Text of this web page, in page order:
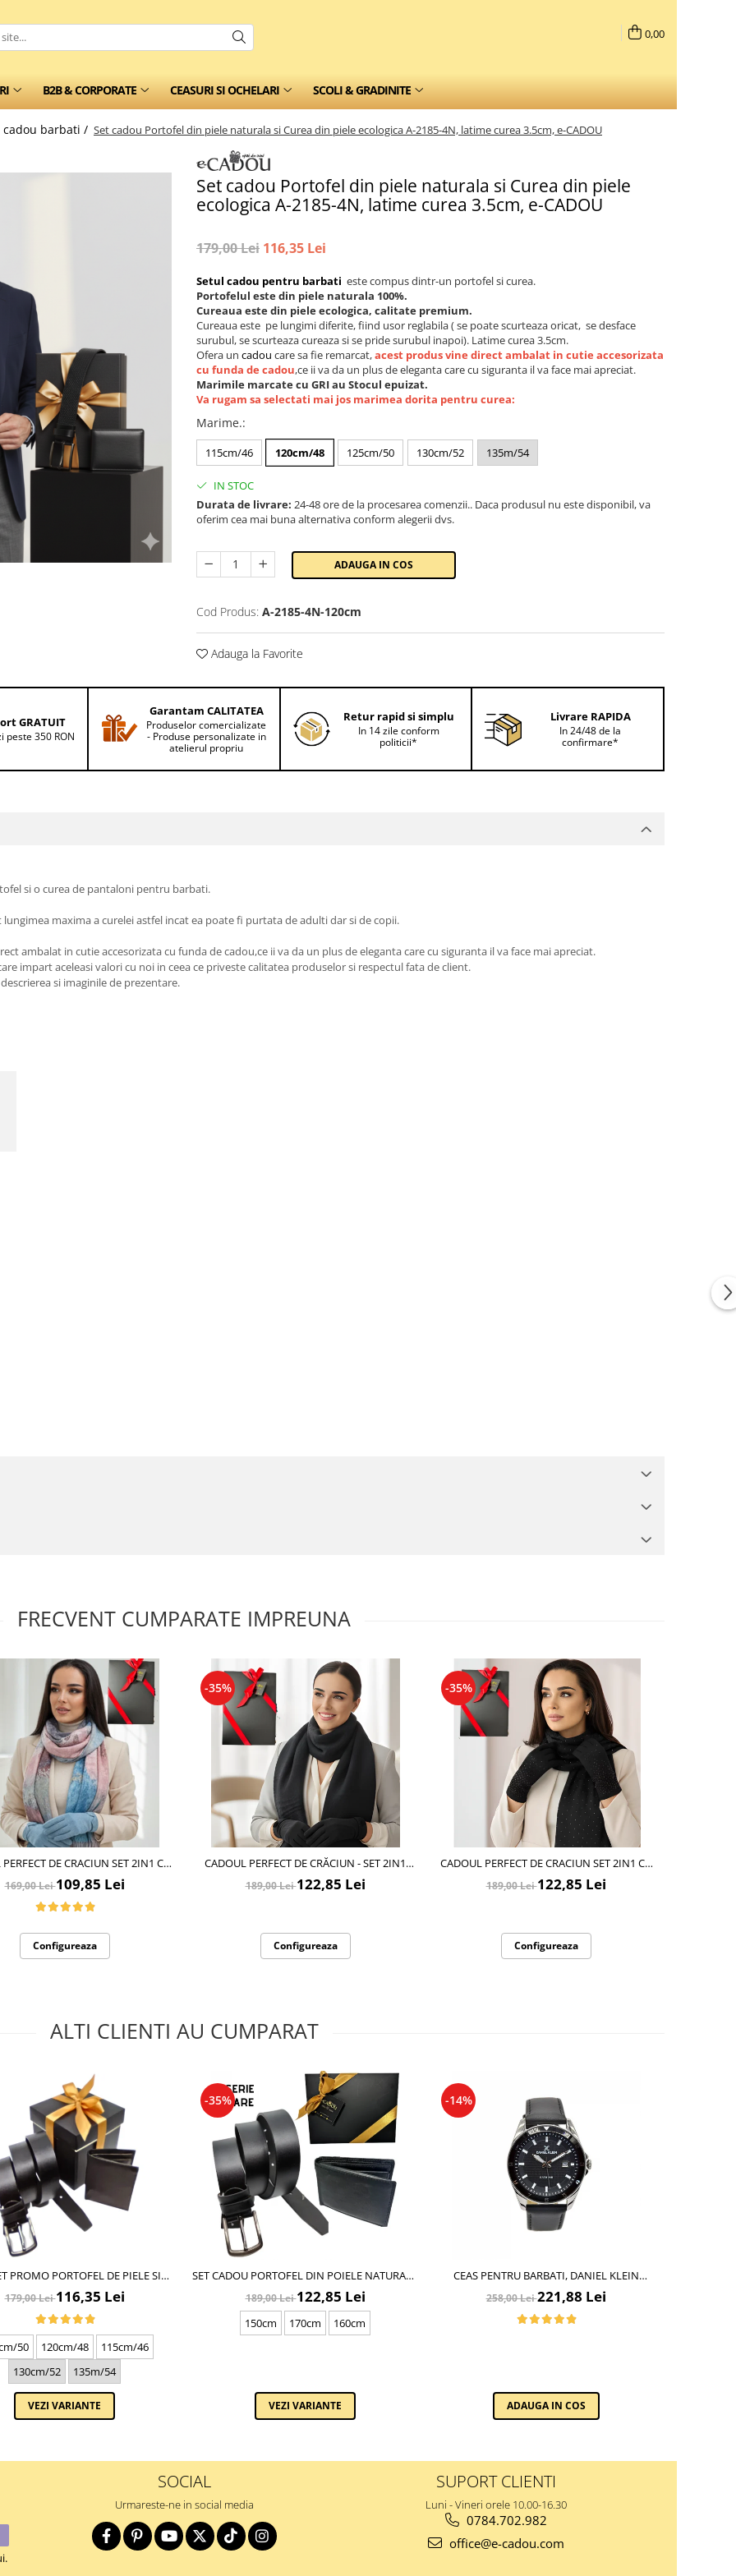
0,00
B2B & CORPORATE CEASURI SI OCHELARI SCOLI & GRADINITE
cadou barbati / Set cadou Portofel din piele naturala si Curea din piele ecologica A-2185-4N, latime curea 3.5cm, e-CADOU
Set cadou Portofel din piele naturala si Curea din piele
ecologica A-2185-4N, latime curea 3.5cm, e-CADOU
179,00 Lei 116,35 Lei
Setul cadou pentru barbati este compus dintr-un portofel si curea.
Portofelul este din piele naturala 100%.
Cureaua este din piele ecologica, calitate premium.
Cureaua este pe lungimi diferite, fiind usor reglabila ( se poate scurteaza oricat, se desface
surubul, se scurteaza cureaza si se pride surubul inapoi). Latime curea 3.5cm.
Ofera un cadou care sa fie remarcat,acest produs vine direct ambalat in cutie accesorizata
cu funda de cadou,ce ii va da un plus de eleganta care cu siguranta il va face mai apreciat.
Marimile marcate cu GRI au Stocul epuizat.
Va rugam sa selectati mai jos marimea dorita pentru curea:
Marime.:
115cm/46 120cm/48 125cm/50 130cm/52 135m/54
IN STOC
Durata de livrare: 24-48 ore de la procesarea comenzii.. Daca produsul nu este disponibil, va
oferim cea mai buna alternativa conform alegerii dvs.
ADAUGA IN COS
Cod Produs: A-2185-4N-120cm
Adauga la Favorite
GRATUIT
peste 350 RON
Garantam CALITATEA
Produselor comercializate
- Produse personalizate in
atelierul propriu
Retur rapid si simplu
In 14 zile conform
politicii*
Livrare RAPIDA
In 24/48 de la
confirmare*
si o curea de pantaloni pentru barbati.
maxima a curelei astfel incat ea poate fi purtata de adulti dar si de copii.
ambalat in cutie accesorizata cu funda de cadou,ce ii va da un plus de eleganta care cu siguranta il va face mai apreciat.
impart aceleasi valori cu noi in ceea ce priveste calitatea produselor si respectul fata de client.
si imaginile de prezentare.
FRECVENT CUMPARATE IMPREUNA
DE CRACIUN SET 2IN1 CU
SI ESARFA FOARTE GROASA SI
CALDUROASA 2523.07.06
169,00 Lei109,85 Lei
Configureaza
-35%
CADOUL PERFECT DE CRĂCIUN - SET 2IN1
FOARTE GROS PENTRU FEMEI 5709 NEGRU
189,00 Lei122,85 Lei
Configureaza
-35%
CADOUL PERFECT DE CRACIUN SET 2IN1 CU
MANUSI SI ESARFA DIAMOND FEMEI D50314
NEGRU
189,00 Lei122,85 Lei
Configureaza
ALTI CLIENTI AU CUMPARAT
PROMO PORTOFEL DE PIELE SI
DE BARBATI NEAGRA C130N-1881.4
179,00 Lei116,35 Lei
50 120cm/48
115cm/46
130cm/52
135m/54
VEZI VARIANTE
-35%
SET CADOU PORTOFEL DIN POIELE NATURALA
SI CUREA DE BARBATI NEAGRA, SERIE MARE
BATTAL, A702-4.N_1379
189,00 Lei122,85 Lei
150cm 170cm 160cm
VEZI VARIANTE
-14%
CEAS PENTRU BARBATI, DANIEL KLEIN
PREMIUM, DK.1.13709.2
258,00 Lei221,88 Lei
ADAUGA IN COS
SOCIAL
Urmareste-ne in social media
SUPORT CLIENTI
Luni - Vineri orele 10.00-16.30
0784.702.982
office@e-cadou.com